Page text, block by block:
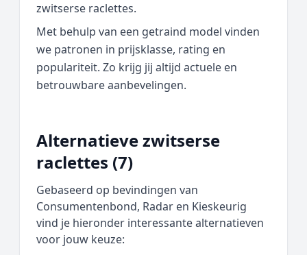
zwitserse raclettes.
Met behulp van een getraind model vinden
we patronen in prijsklasse, rating en
populariteit. Zo krijg jij altijd actuele en
betrouwbare aanbevelingen.
Alternatieve zwitserse
raclettes (7)
Gebaseerd op bevindingen van
Consumentenbond, Radar en Kieskeurig
vind je hieronder interessante alternatieven
voor jouw keuze: